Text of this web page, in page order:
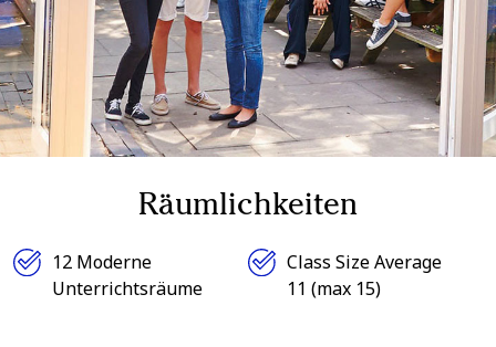
Räumlichkeiten
12 Moderne
Unterrichtsräume
Class Size Average
11 (max 15)